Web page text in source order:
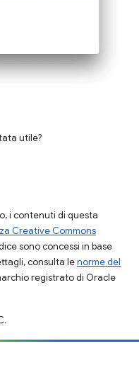
utile?
i contenuti di questa
Creative Commons
sono concessi in base
consulta lenorme del
registrato di Oracle